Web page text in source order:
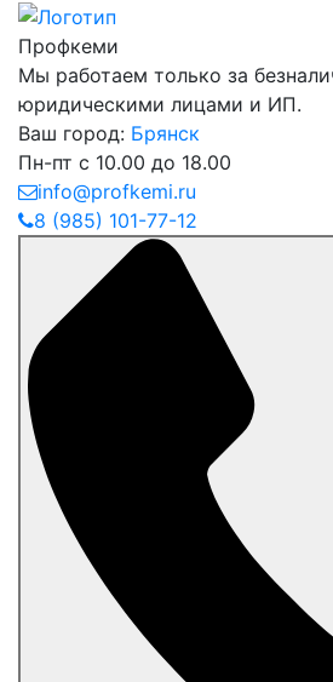
Профкеми
Мы работаем только за
юридическими лицами и ИП.
Ваш город: Брянск
Пн-пт с 10.00 до 18.00
info@profkemi.ru
8 (985) 101-77-12